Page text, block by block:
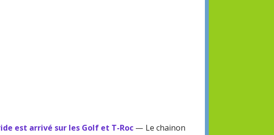
est arrivé sur les Golf et T-Roc — Le chainon